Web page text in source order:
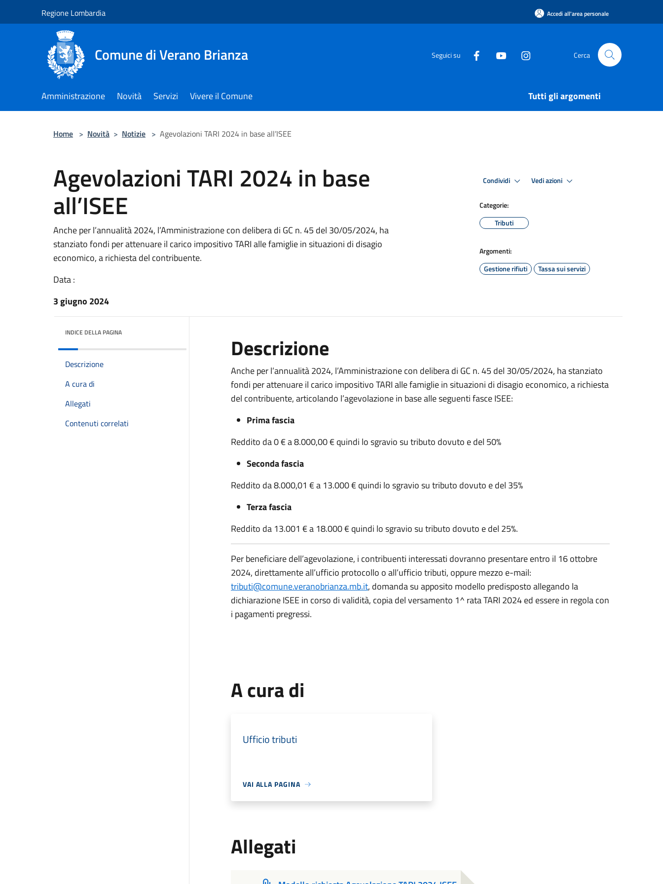
Regione Lombardia Accedi all'area personale
Comune di Verano Brianza Seguici su Cerca
Amministrazione Novità Servizi Vivere il Comune Tutti gli argomenti
Home > Novità > Notizie > Agevolazioni TARI 2024 in base all’ISEE
Agevolazioni TARI 2024 in base
all’ISEE
Anche per l’annualità 2024, l’Amministrazione con delibera di GC n. 45 del 30/05/2024, ha
stanziato fondi per attenuare il carico impositivo TARI alle famiglie in situazioni di disagio
economico, a richiesta del contribuente.
Data :
3 giugno 2024
Condividi Vedi azioni
Categorie:
Tributi
Argomenti:
Gestione rifiuti
Tassa sui servizi
INDICE DELLA PAGINA
Descrizione
A cura di
Allegati
Contenuti correlati
Descrizione
Anche per l’annualità 2024, l’Amministrazione con delibera di GC n. 45 del 30/05/2024, ha stanziato
fondi per attenuare il carico impositivo TARI alle famiglie in situazioni di disagio economico, a richiesta
del contribuente, articolando l’agevolazione in base alle seguenti fasce ISEE:
Prima fascia
Reddito da 0 € a 8.000,00 € quindi lo sgravio su tributo dovuto e del 50%
Seconda fascia
Reddito da 8.000,01 € a 13.000 € quindi lo sgravio su tributo dovuto e del 35%
Terza fascia
Reddito da 13.001 € a 18.000 € quindi lo sgravio su tributo dovuto e del 25%.
Per beneficiare dell’agevolazione, i contribuenti interessati dovranno presentare entro il 16 ottobre
2024, direttamente all’ufficio protocollo o all’ufficio tributi, oppure mezzo e-mail:
tributi@comune.veranobrianza.mb.it, domanda su apposito modello predisposto allegando la
dichiarazione ISEE in corso di validità, copia del versamento 1^ rata TARI 2024 ed essere in regola con
i pagamenti pregressi.
A cura di
Ufficio tributi
VAI ALLA PAGINA
Allegati